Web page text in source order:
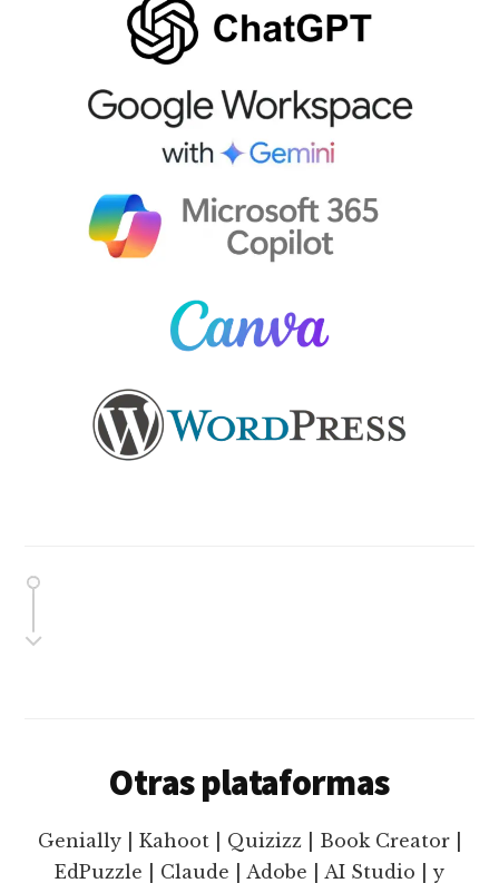
Otras plataformas
Genially | Kahoot | Quizizz | Book Creator |
EdPuzzle | Claude | Adobe | AI Studio | y